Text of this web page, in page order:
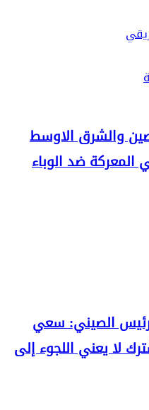
والشرق الاوسط
المعركة ضد الوباء
الصيني: سعي
لا يعني اللجوء إلى